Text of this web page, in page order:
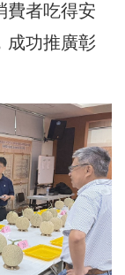
費者吃得安
成功推廣彰